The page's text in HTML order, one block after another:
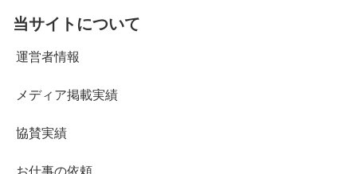
当サイトについて
運営者情報
メディア掲載実績
協賛実績
お仕事の依頼